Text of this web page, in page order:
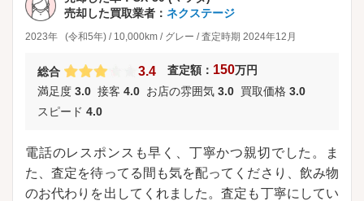
売却した買取業者： ネクステージ
2023年 (令和5年) / 10,000km / グレー /査定時期 2024年12月
総合 3.4 査定額： 150万円
満足度 3.0 接客 4.0 お店の雰囲気 3.0 買取価格 3.0
スピード 4.0
電話のレスポンスも早く、丁寧かつ親切でした。ま
た、査定を待ってる間も気を配ってくださり、飲み物
のお代わりを出してくれました。査定も丁寧にしてい